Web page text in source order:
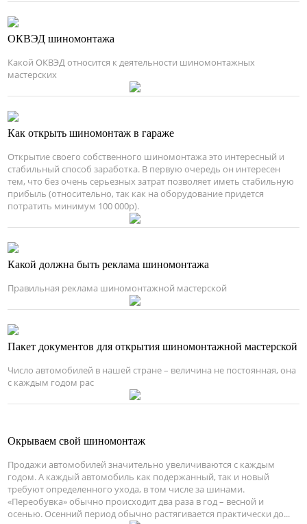
ОКВЭД шиномонтажа
Какой ОКВЭД относится к деятельности шиномонтажных
мастерских
Как открыть шиномонтаж в гараже
Открытие своего собственного шиномонтажа это интересный и
стабильный способ заработка. В первую очередь он интересен
тем, что без очень серьезных затрат позволяет иметь стабильную
прибыль (относительно, так как на оборудование придется
потратить минимум 100 000р).
Какой должна быть реклама шиномонтажа
Правильная реклама шиномонтажной мастерской
Пакет документов для открытия шиномонтажной мастерской
Число автомобилей в нашей стране – величина не постоянная, она
с каждым годом рас
Окрываем свой шиномонтаж
Продажи автомобилей значительно увеличиваются с каждым
годом. А каждый автомобиль как подержанный, так и новый
требуют определенного ухода, в том числе за шинами.
«Переобувка» обычно происходит два раза в год – весной и
осенью. Осенний период обычно растягивается практически до...